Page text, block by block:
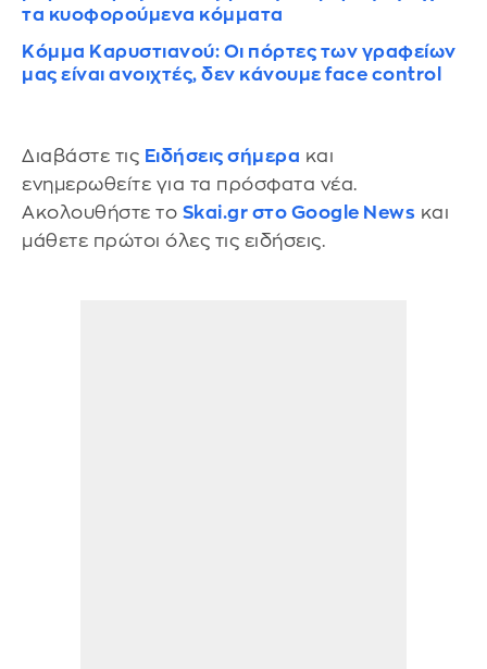
τα κυοφορούμενα κόμματα
Κόμμα Καρυστιανού: Οι πόρτες των γραφείων
μας είναι ανοιχτές, δεν κάνουμε face control
Διαβάστε τις Ειδήσεις σήμερα και
ενημερωθείτε για τα πρόσφατα νέα.
Ακολουθήστε το Skai.gr στο Google News και
μάθετε πρώτοι όλες τις ειδήσεις.